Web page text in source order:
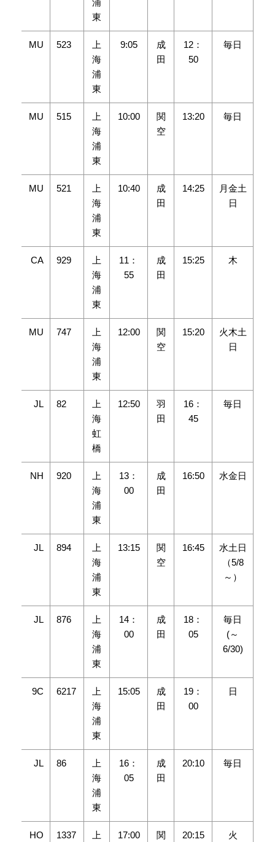
浦
東
MU 523
上
海
浦
東
9:05
成
田
12：
50
毎日
MU 515
上
海
浦
東
10:00
関
空
13:20 毎日
MU 521
上
海
浦
東
10:40
成
田
14:25
月金土
日
CA 929
上
海
浦
東
11：
55
成
田
15:25 木
MU 747
上
海
浦
東
12:00
関
空
15:20
火木土
日
JL 82
上
海
虹
橋
12:50
羽
田
16：
45
毎日
NH 920
上
海
浦
東
13：
00
成
田
16:50 水金日
JL 894
上
海
浦
東
13:15
関
空
16:45
水土日
（5/8
～）
JL 876
上
海
浦
東
14：
00
成
田
18：
05
毎日
(～
6/30)
9C 6217
上
海
浦
東
15:05
成
田
19：
00
日
JL 86
上
海
浦
東
16：
05
成
田
20:10 毎日
HO 1337
上
17:00
関
20:15 火